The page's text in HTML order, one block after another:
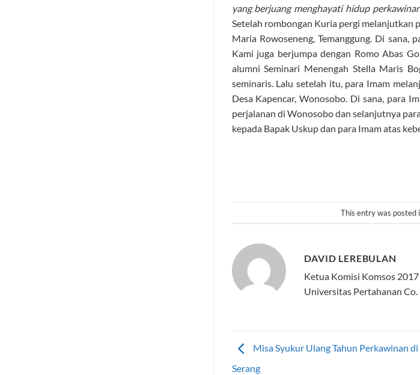
yang berjuang menghayati hidup
Setelah rombongan Kuria pergi melanjutkan
Maria Rowoseneng, Temanggung. Di sana,
Kami juga berjumpa dengan Romo Abas
alumni Seminari Menengah Stella Maris
seminaris. Lalu setelah itu, para Imam
Desa Kapencar, Wonosobo. Di sana, para
perjalanan di Wonosobo dan selanjutnya
kepada Bapak Uskup dan para Imam atas
This entry was posted
DAVID LEREBULAN
Ketua Komisi Komsos
Universitas Pertahanan
Misa Syukur Ulang Tahun Perkawinan
Serang